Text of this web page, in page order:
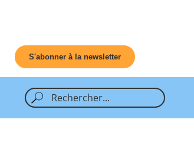
S'abonner à la newsletter